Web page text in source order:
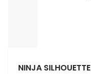
NINJA SILHOUETTE